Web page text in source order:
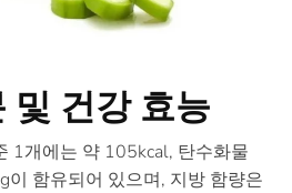
및 건강 효능
1개에는 약 105kcal, 탄수화물
함유되어 있으며, 지방 함량은